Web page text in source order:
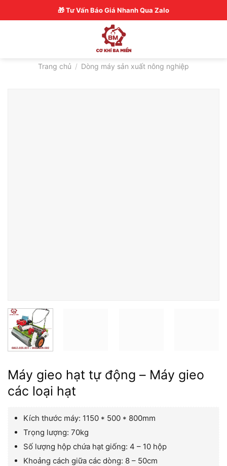
to
Hotline: 0326770772
Trang chủ / Dòng máy sản xuất nông nghiệp
Máy gieo hạt tự động – Máy gieo
các loại hạt
Kích thước máy: 1150 * 500 * 800mm
Trọng lượng: 70kg
Số lượng hộp chứa hạt giống: 4 – 10 hộp
Khoảng cách giữa các dòng: 8 – 50cm
🎁 Tư Vấn Báo Giá Nhanh Qua Zalo